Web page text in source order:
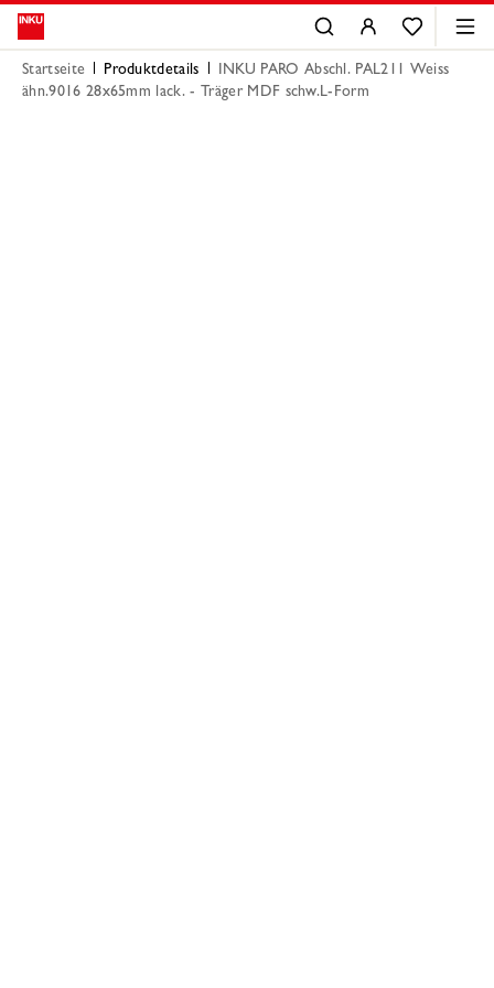
Startseite Produktdetails
INKU PARO Abschl. PAL211 Weiss
ähn.9016 28x65mm lack. - Träger MDF schw.L-Form